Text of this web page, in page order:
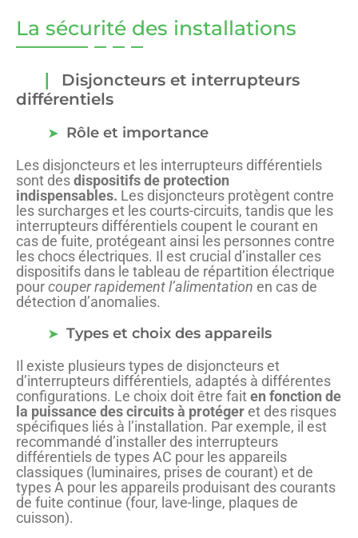
La sécurité des installations
Disjoncteurs et interrupteurs
différentiels
Rôle et importance
Les disjoncteurs et les interrupteurs différentiels
sont desdispositifs de protection
indispensables. Les disjoncteurs protègent contre
les surcharges et les courts-circuits, tandis que les
interrupteurs différentiels coupent le courant en
cas de fuite, protégeant ainsi les personnes contre
les chocs électriques. Il est crucial d’installer ces
dispositifs dans le tableau de répartition électrique
pourcouper rapidement l’alimentation en cas de
détection d’anomalies.
Types et choix des appareils
Il existe plusieurs types de disjoncteurs et
d’interrupteurs différentiels, adaptés à différentes
configurations. Le choix doit être faiten fonction de
la puissance des circuits à protégeret des risques
spécifiques liés à l’installation. Par exemple, il est
recommandé d’installer des interrupteurs
différentiels de types AC pour les appareils
classiques (luminaires, prises de courant) et de
types A pour les appareils produisant des courants
de fuite continue (four, lave-linge, plaques de
cuisson).